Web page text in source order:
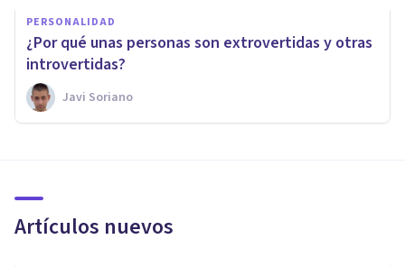
PERSONALIDAD
¿Por qué unas personas son extrovertidas y otras
introvertidas?
Javi Soriano
Artículos nuevos